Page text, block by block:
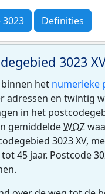
Definities
3023
binnen het numerieke
adressen en twintig
in het
gemiddeldeWOZ
3023 XV,
45 jaar. Postcode